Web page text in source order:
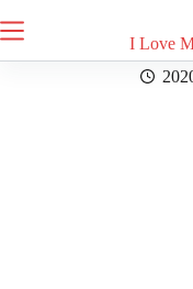
I Love